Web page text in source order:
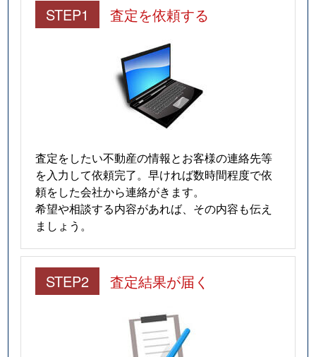
STEP1 査定を依頼する
査定をしたい不動産の情報とお客様の連絡先等
を入力して依頼完了。早ければ数時間程度で依
頼をした会社から連絡がきます。
希望や相談する内容があれば、その内容も伝え
ましょう。
STEP2 査定結果が届く